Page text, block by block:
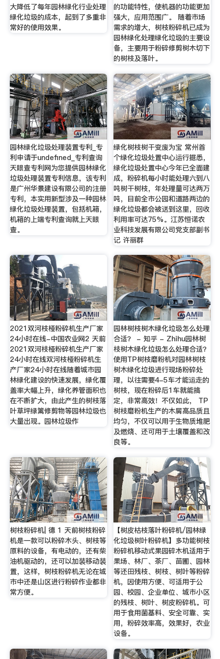
大降低了每年园林绿化行业处理
绿化垃圾的成本，起到了多重非
常好的使用效果。
的功能特性，使机器的功能更加
强大，应用范围广。 随着市场
需求的增大，树枝粉碎机已成为
园林绿化处理绿化垃圾的主要设
备，主要用于粉碎修剪树木切下
的树枝及落叶。
园林绿化垃圾处理装置专利_专
利申请于undefined_专利查询
天眼查专利网为您提供园林绿化
垃圾处理装置专利信息，该专利
是广州华景建设有限公司的注册
专利，本实用新型涉及一种园林
绿化垃圾处理装置，包括机箱，
机箱的上端专利查询就上天眼
查。
绿化树枝树干变废为宝 常州首
个绿化垃圾处置中心运行据悉，
绿化垃圾处置中心今年已全面建
成，粉碎机每小时能处理六到八
吨树干树枝，年处理量可达两万
吨，目前全市公园和道路两边的
绿化垃圾都会被送到这里，回收
利用率可达75%。江苏恒诺农
业科技发展有限公司党支部副书
记 许丽群
2021双河枝桠粉碎机生产厂家
24小时在线-中国农业网2 天前
2021双河枝桠粉碎机生产厂家
24小时在线双河枝桠粉碎机生
产厂家24小时在线随着城市园
林绿化建设的快速发展，绿化覆
盖率大幅上升，绿化养管面积也
在不断扩大，由此产生的树枝落
叶草坪绿篱修剪物等园林垃圾也
大量出现。园林垃圾作
园林树枝树木绿化垃圾怎么处理
合适？ - 知乎 - Zhihu园林树
枝树木绿化垃圾怎么处理合适？
使用TP树枝磨粉机对园林树枝
树木绿化垃圾进行现场粉碎处
理，以往需要4-5车才能运走的
树枝，现在粉碎后1车就能搞
定，非常高效！不仅如此， TP
树枝磨粉机生产的木屑高品质且
均匀，不仅可以用于生物质堆肥
及燃烧、还可用于土壤覆盖和改
良等。
树枝粉碎机| 德 1 天前树枝粉碎
机是一款可以粉碎木头、树枝等
原料的设备，有电动的，还有柴
油机驱动的，还可以加装移动装
置，这样，树枝粉碎机无论在城
市中还是山区进行粉碎作业都非
常方便。
【树皮枯枝落叶粉碎机/园林绿
化垃圾树叶粉碎机】多功能树枝
粉碎机移动式果园碎木机适用于
果场、林厂、茶厂、苗圃、园林
等还田残枝、树枝、树叶等粉碎
机，因使用方便、可适用于公
园、校园、企业单位、城市小区
的残枝、树叶、树皮粉碎机。可
用于食用菌基料、安全可靠、实
用，粉碎效率高，效果好，农业
设备。